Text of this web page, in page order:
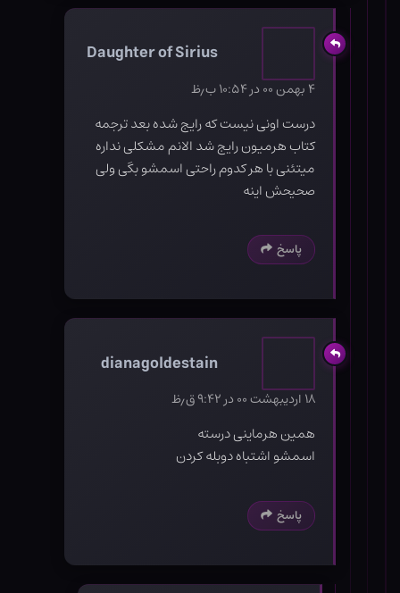
Daughter of Sirius
۴ بهمن ۰۰ در ۱۰:۵۴ ب٫ظ
درست اونی نیست که رایج شده بعد ترجمه
کتاب هرمیون رایج شد الانم مشکلی نداره
میتئنی با هر کدوم راحتی اسمشو بگی ولی
صحیحش اینه
پاسخ
dianagoldestain
۱۸ اردیبهشت ۰۰ در ۹:۴۲ ق٫ظ
همین هرماینی درسته
اسمشو اشتباه دوبله کردن
پاسخ